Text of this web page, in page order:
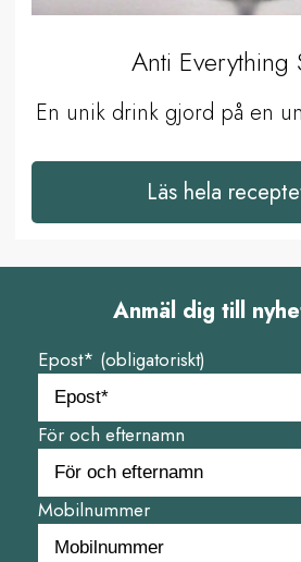
Anti Everything
En unik drink gjord på en
Läs hela
Anmäl dig till
Epost* (obligatoriskt)
För och efternamn
Mobilnummer